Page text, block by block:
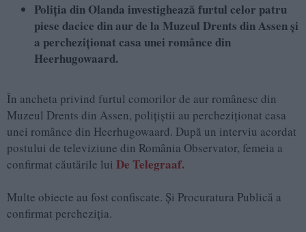
Poliția din Olanda investighează furtul celor patru
piese dacice din aur de la Muzeul Drents din Assen și
a percheziționat casa unei românce din
Heerhugowaard.
În ancheta privind furtul comorilor de aur românesc din
Muzeul Drents din Assen, polițiștii au percheziționat casa
unei românce din Heerhugowaard. După un interviu acordat
postului de televiziune din România Observator, femeia a
confirmat căutările lui De Telegraaf.
Multe obiecte au fost confiscate. Și Procuratura Publică a
confirmat percheziția.